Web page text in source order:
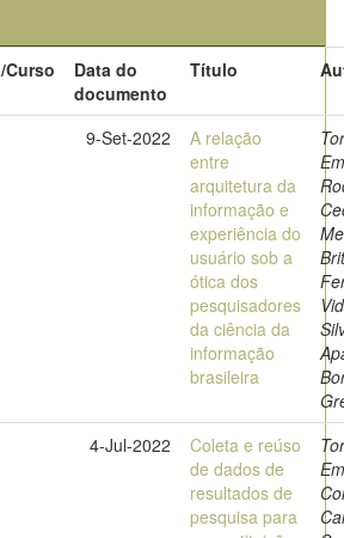
Curso
Data do
documento
Título
9-Set-2022
A relação
entre
arquitetura da
informação e
experiência do
usuário sob a
ótica dos
pesquisadores
da ciência da
informação
brasileira
4-Jul-2022
Coleta e reúso
de dados de
resultados de
pesquisa para